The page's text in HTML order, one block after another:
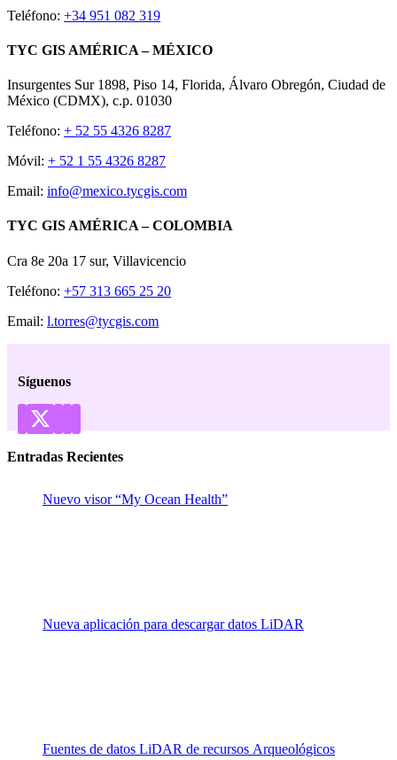
Teléfono: +34 951 082 319
TYC GIS AMÉRICA – MÉXICO
Insurgentes Sur 1898, Piso 14, Florida, Álvaro Obregón, Ciudad de
México (CDMX), c.p. 01030
Teléfono: + 52 55 4326 8287
Móvil: + 52 1 55 4326 8287
Email: info@mexico.tycgis.com
TYC GIS AMÉRICA – COLOMBIA
Cra 8e 20a 17 sur, Villavicencio
Teléfono: +57 313 665 25 20
Email: l.torres@tycgis.com
Síguenos
Entradas Recientes
Nuevo visor “My Ocean Health”
Nueva aplicación para descargar datos LiDAR
Fuentes de datos LiDAR de recursos Arqueológicos